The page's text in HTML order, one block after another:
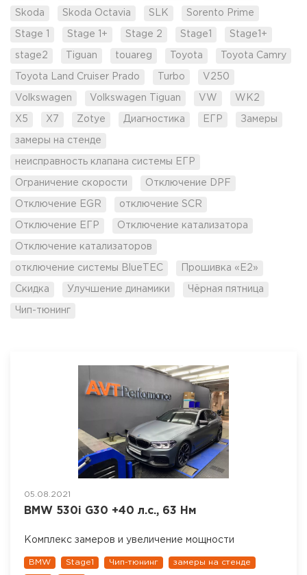
Skoda Skoda Octavia SLK Sorento Prime
Stage 1 Stage 1+ Stage 2 Stage1 Stage1+
stage2 Tiguan touareg Toyota Toyota Camry
Toyota Land Cruiser Prado Turbo V250
Volkswagen Volkswagen Tiguan VW WK2
X5 X7 Zotye Диагностика ЕГР Замеры
замеры на стенде
неисправность клапана системы ЕГР
Ограничение скорости Отключение DPF
Отключение EGR отключение SCR
Отключение ЕГР Отключение катализатора
Отключение катализаторов
отключение системы BlueTEC Прошивка «Е2»
Скидка Улучшение динамики Чёрная пятница
Чип-тюнинг
05.08.2021
BMW 530i G30 +40 л.с., 63 Нм
Комплекс замеров и увеличение мощности
BMW Stage1 Чип-тюнинг замеры на стенде